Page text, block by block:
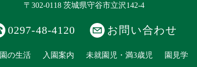
〒302-0118 茨城県守谷市立沢142-4
0297-48-4120 お問い合わせ
園の生活 入園案内 未就園児・満3歳児 園見学